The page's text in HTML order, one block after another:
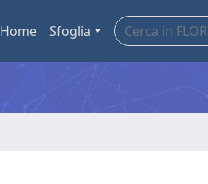
Home Sfoglia